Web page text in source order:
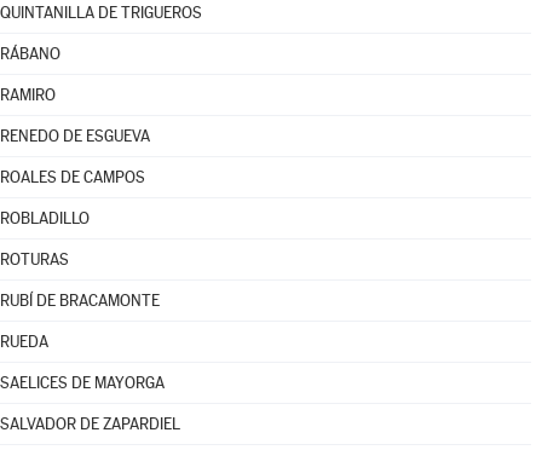
QUINTANILLA DE TRIGUEROS
RÁBANO
RAMIRO
RENEDO DE ESGUEVA
ROALES DE CAMPOS
ROBLADILLO
ROTURAS
RUBÍ DE BRACAMONTE
RUEDA
SAELICES DE MAYORGA
SALVADOR DE ZAPARDIEL